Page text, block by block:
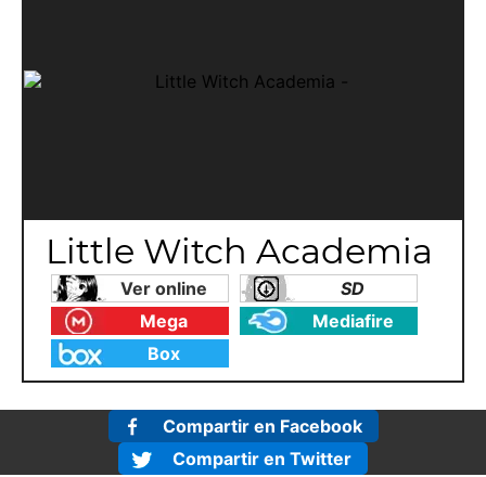
Little Witch Academia
Ver online
SD
Mega
Mediafire
Box
Compartir en Facebook
Compartir en Twitter